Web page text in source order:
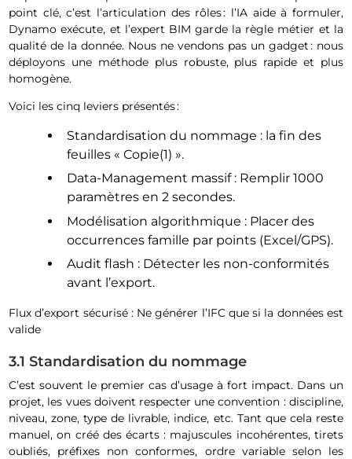
point clé, c’est l’articulation des rôles : l’IA aide à formuler,
Dynamo exécute, et l’expert BIM garde la règle métier et la
qualité de la donnée. Nous ne vendons pas un gadget : nous
déployons une méthode plus robuste, plus rapide et plus
homogène.
Voici les cinq leviers présentés :
Standardisation du nommage : la fin des
feuilles « Copie(1) ».
Data-Management massif : Remplir 1000
paramètres en 2 secondes.
Modélisation algorithmique : Placer des
occurrences famille par points (Excel/GPS).
Audit flash : Détecter les non-conformités
avant l’export.
Flux d’export sécurisé : Ne générer l’IFC que si la données est
valide
3.1 Standardisation du nommage
C’est souvent le premier cas d’usage à fort impact. Dans un
projet, les vues doivent respecter une convention : discipline,
niveau, zone, type de livrable, indice, etc. Tant que cela reste
manuel, on créé des écarts : majuscules incohérentes, tirets
oubliés, préfixes non conformes, ordre variable selon les